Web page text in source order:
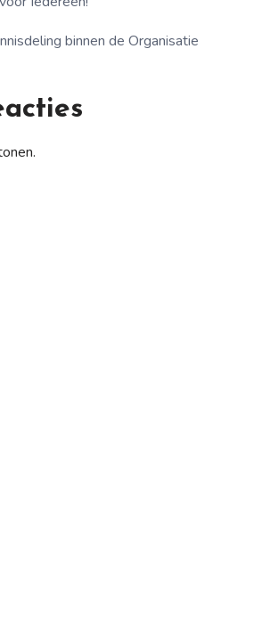
binnen de Organisatie